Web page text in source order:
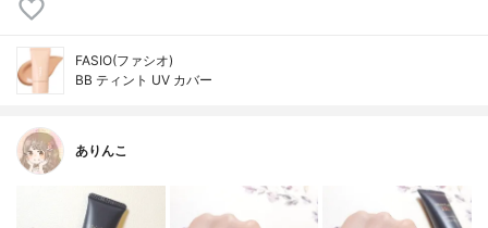
FASIO(ファシオ)
BB ティント UV カバー
ありんこ